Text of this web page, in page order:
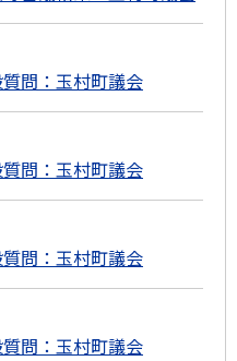
問：玉村町議会
問：玉村町議会
問：玉村町議会
問：玉村町議会